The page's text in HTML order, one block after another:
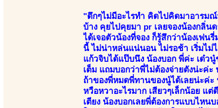
"ดึกๆไม่มีอะไรทำ คิดไปคิดมาอารม
บ้าง คุยไปคุยมา pr เลยจองน้องกลิ่น
ได้เจอตัวน้องที่จอง ก็รู้สึกว่าน้องเฟน
นี้ ไม่น่าหล่นแน่นอน ไม่รอช้า เริ่มไม่
แก้วจิบได้แป๊บนึง น้องบอก พี่ค่ะ เด๋ว
เต็ม แถมบอกว่าพี่ไม่ต้องจ่ายตังน่ะค่ะ
ถ้าของพี่หมดพี่ทานของนู๋ได้เลยน่ะค่ะ
หวือหวาอะไรมาก เสียวๆเล็กน้อย แ
เตียง น้องบอกเลยพี่ต้องการแบบไห